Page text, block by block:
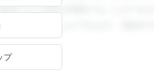
すると回答を閲覧することができま
閲覧することができます。登録する
プ